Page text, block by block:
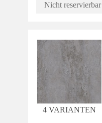
Nicht reservierbar
4 VARIANTEN